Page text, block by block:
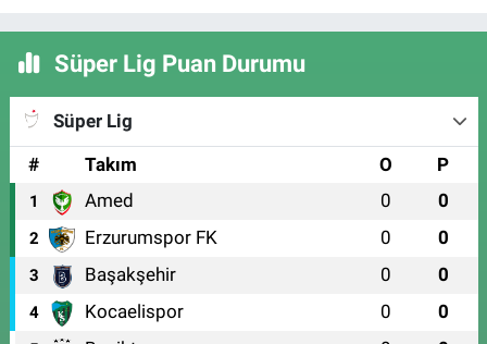
Süper Lig Puan Durumu
Süper Lig
#
Takım O P
1 Amed 0 0
2 Erzurumspor FK 0 0
3 Başakşehir 0 0
4 Kocaelispor 0 0